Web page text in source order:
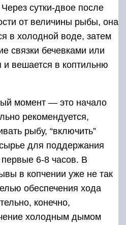
сутки-двое после
от величины рыбы, она
в холодной воде, затем
связки бечевками или
и вешается в коптильню
момент — это начало
рекомендуется,
рыбу, “включить”
для поддержания
6-8 часов. В
в копчении уже не так
обеспечения хода
конечно,
холодным дымом